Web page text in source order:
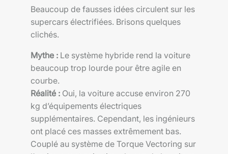
Beaucoup de fausses idées circulent sur les
supercars électrifiées. Brisons quelques
clichés.
Mythe : Le système hybride rend la voiture
beaucoup trop lourde pour être agile en
courbe.
Réalité : Oui, la voiture accuse environ 270
kg d’équipements électriques
supplémentaires. Cependant, les ingénieurs
ont placé ces masses extrêmement bas.
Couplé au système de Torque Vectoring sur